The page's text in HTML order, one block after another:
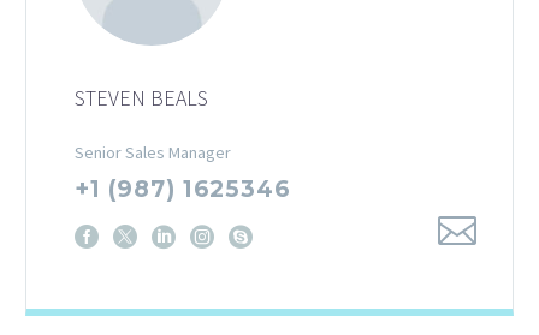
STEVEN BEALS
Senior Sales Manager
+1 (987) 1625346